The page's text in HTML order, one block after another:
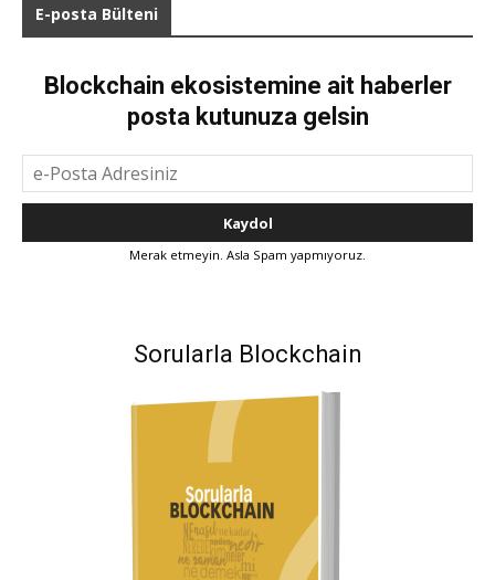
E-posta Bülteni
Blockchain ekosistemine ait haberler
posta kutunuza gelsin
Merak etmeyin. Asla Spam yapmıyoruz.
Sorularla Blockchain